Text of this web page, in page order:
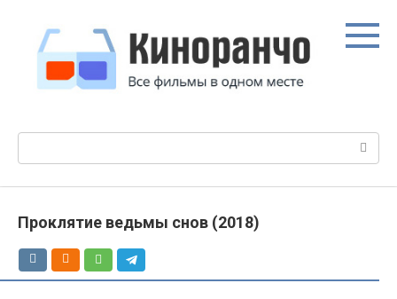
контенту
Проклятие ведьмы снов (2018)